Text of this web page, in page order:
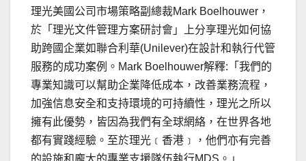
理光美國公司市場策略副總裁Mark Boelhouwer，
於「理光文件管理方案研討會」上分享理光如何協
助跨國企業如聯合利華(Unilever)在設計和執行代管
服務的成功案例。Mark Boelhouwer解釋:「我們的
專業知識可以幫助企業降低成本，改善業務流程，
加強信息安全和支持環境的可持續性，理光之所以
擁有此優勢，皆因為我們有全球網絡，在世界各地
都有實踐經驗。至於理光﹝香港﹞，他們亦有完善